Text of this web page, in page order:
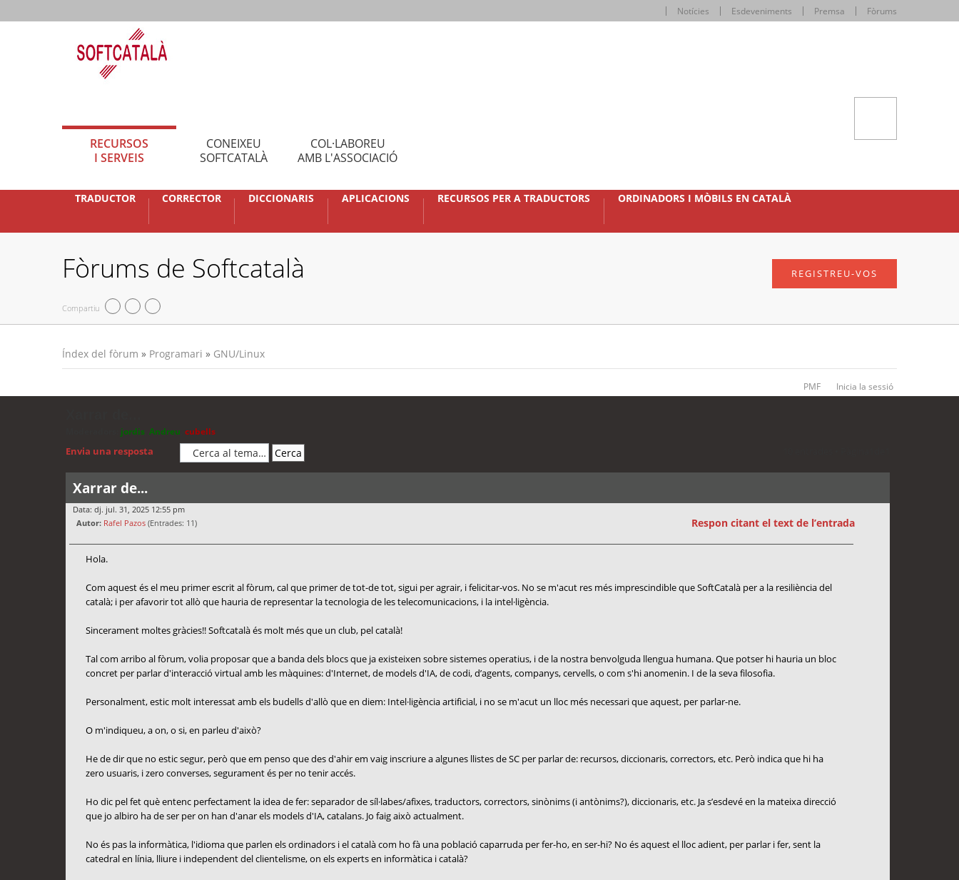
Notícies Esdeveniments Premsa Fòrums
RECURSOS
I SERVEIS
CONEIXEU
SOFTCATALÀ
COL·LABOREU
AMB L'ASSOCIACIÓ
TRADUCTOR CORRECTOR DICCIONARIS APLICACIONS RECURSOS PER A TRADUCTORS ORDINADORS I MÒBILS EN CATALÀ
Fòrums de Softcatalà
Compartiu
REGISTREU-VOS
Índex del fòrum » Programari » GNU/Linux
PMF Inicia la sessió
jordis Andreu cubells
Envia una resposta
Xarrar de...
Data: dj. jul. 31, 2025 12:55 pm
Autor: Rafel Pazos (Entrades: 11) Respon citant el text de l’entrada
Hola.
Com aquest és el meu primer escrit al fòrum, cal que primer de tot-de tot, sigui per agrair, i felicitar-vos. No se m'acut res més imprescindible que SoftCatalà per a la resiliència del
català; i per afavorir tot allò que hauria de representar la tecnologia de les telecomunicacions, i la intel·ligència.
Sincerament moltes gràcies!! Softcatalà és molt més que un club, pel català!
Tal com arribo al fòrum, volia proposar que a banda dels blocs que ja existeixen sobre sistemes operatius, i de la nostra benvolguda llengua humana. Que potser hi hauria un bloc
concret per parlar d'interacció virtual amb les màquines: d'Internet, de models d'IA, de codi, d’agents, companys, cervells, o com s'hi anomenin. I de la seva filosofia.
Personalment, estic molt interessat amb els budells d'allò que en diem: Intel·ligència artificial, i no se m'acut un lloc més necessari que aquest, per parlar-ne.
O m'indiqueu, a on, o si, en parleu d'això?
He de dir que no estic segur, però que em penso que des d'ahir em vaig inscriure a algunes llistes de SC per parlar de: recursos, diccionaris, correctors, etc. Però indica que hi ha
zero usuaris, i zero converses, segurament és per no tenir accés.
Ho dic pel fet què entenc perfectament la idea de fer: separador de síl·labes/afixes, traductors, correctors, sinònims (i antònims?), diccionaris, etc. Ja s’esdevé en la mateixa direcció
que jo albiro ha de ser per on han d'anar els models d'IA, catalans. Jo faig això actualment.
No és pas la informàtica, l'idioma que parlen els ordinadors i el català com ho fà una població caparruda per fer-ho, en ser-hi? No és aquest el lloc adient, per parlar i fer, sent la
catedral en línia, lliure i independent del clientelisme, on els experts en informàtica i català?